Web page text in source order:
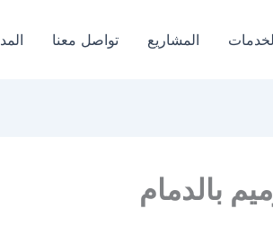
المشاريع تواصل معنا
بالدمام